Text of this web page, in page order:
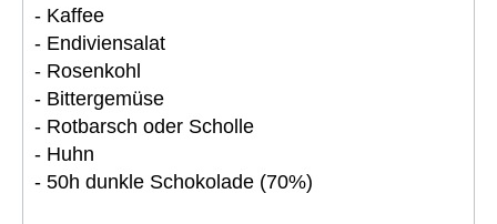
- Kaffee
- Endiviensalat
- Rosenkohl
- Bittergemüse
- Rotbarsch oder Scholle
- Huhn
- 50h dunkle Schokolade (70%)